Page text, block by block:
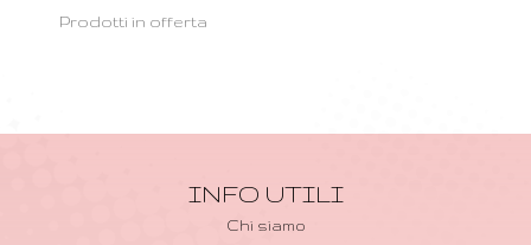
Prodotti in offerta
INFO UTILI
Chi siamo